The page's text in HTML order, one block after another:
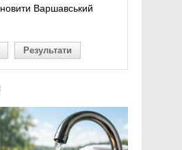
Варшавський
Результати